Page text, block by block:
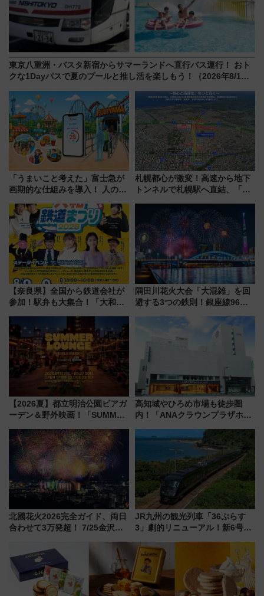
東京八重洲・バスタ新宿からサマーランドへ直行バス運行！ おト
クな1Dayパスで夏のプールと推し活を楽しもう！（2026年8/1～
「うまいこと考えた」富士急が
画期的な仕組みを導入！ 人のか
ん」始動
札幌都心が激変！高速から地下
トンネルで札幌駅へ直結、「創
から本格着工、延長4.8km整備
事業の全貌
【奈良県】全国から鉄道会社が
参加！駅弁も大集合！「大和鉄
に開催決定
隅田川花火大会「大混雑」を回
避する3つの鉄則！銀座線96本
ツリー駅の規制まとめ 7/25開催
（2026年）
【2026夏】都立明治公園ビアガ
ーデン＆野外映画！「SUMMER
ケジュール 夜風とビール、映画
を満喫！
高知城やひろめ市場も徒歩圏
内！「ANAクラウンプラザホテ
北國花火2026完全ガイド、両日
合わせて3万発超！ 7/25金沢大
会の日程・アクセス・観覧席ま
とめ（石川県）
JR九州の観光列車「36ぷらす
3」劇的リニューアル！新6号車
別 “プレミアムランチ”導入･ル
ートや価格など解説